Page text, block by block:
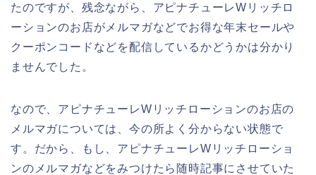
たのですが、残念ながら、アピナチューレWリッチロ
ーションのお店がメルマガなどでお得な年末セールや
クーポンコードなどを配信しているかどうかは分かり
ませんでした。
なので、アピナチューレWリッチローションのお店の
メルマガについては、今の所よく分からない状態で
す。だから、もし、アピナチューレWリッチローショ
ンのメルマガなどをみつけたら随時記事にさせていた